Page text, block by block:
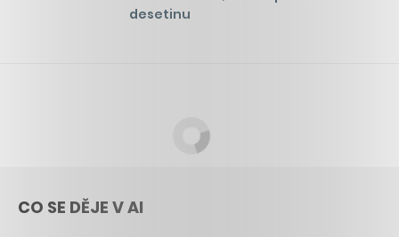
desetinu
CO SE DĚJE V AI